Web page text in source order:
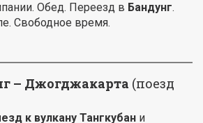
Обед. Переезд в Бандунг.
Свободное время.
– Джогджакарта (поезд
к вулкану Тангкубан и